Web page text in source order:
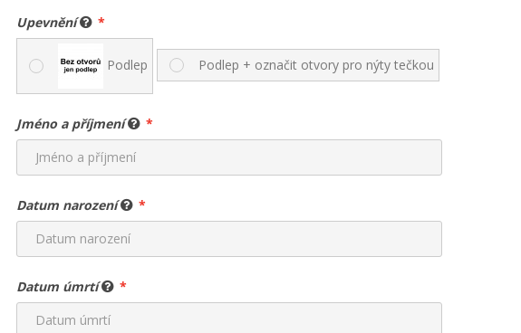
Upevnění
Podlep Podlep + označit otvory pro nýty tečkou
Jméno a příjmení
Datum narození
Datum úmrtí